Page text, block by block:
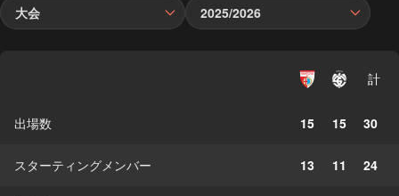
大会 2025/2026
計
出場数 15 15 30
スターティングメンバー 13 11 24